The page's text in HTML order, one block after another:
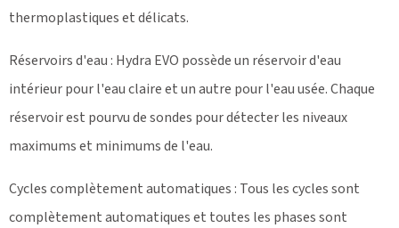
thermoplastiques et délicats.
Réservoirs d'eau : Hydra EVO possède un réservoir d'eau
intérieur pour l'eau claire et un autre pour l'eau usée. Chaque
réservoir est pourvu de sondes pour détecter les niveaux
maximums et minimums de l'eau.
Cycles complètement automatiques : Tous les cycles sont
complètement automatiques et toutes les phases sont